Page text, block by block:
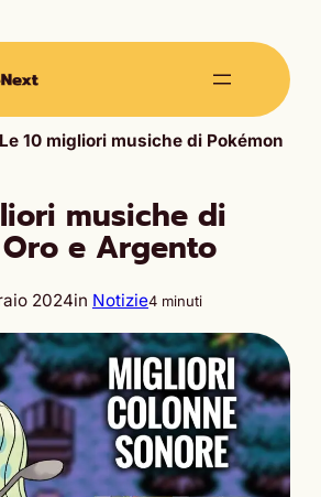
Le 10 migliori musiche di Pokémon
musiche di
e Argento
2024in Notizie4 minuti